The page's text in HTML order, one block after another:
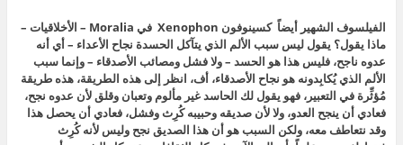
الفيلسوف الشهير أيضاً كسينوفون Xenophon في Moralia – الأخلاقيات –
ماذا يقول؟ يقول ليس سبب الألم الذي يتآكل الحسدة نجاح الأعداء – أي أنه
عدوه ناجح، فليس هذا هو الحسد – ولا فشل ومصائب الأصدقاء – وإنما سبب
الألم الذي يُكابِدونه هو نجاح الأصدقاء، أف، انظر إلى هذه الطريقة، هذه طريقة
مُؤثِّرة في التعبير، فهو يقول لك الحاسد غير مألوم وتعبان وقلق لأن عدوه نجح،
فعادي أن ينجح العدو، ولا لأن صديقه وحبيبه كُرِث وفشل، فعادي أن يحصل هذا
وقد نتعاطف معه، ولكن السبب هو أن هذا الصديق نجح وليس لأنه كُرِث